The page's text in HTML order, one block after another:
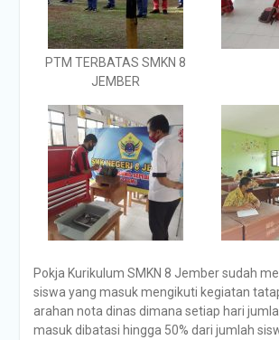
PTM TERBATAS SMKN 8
JEMBER
Pokja Kurikulum SMKN 8 Jember sudah
siswa yang masuk mengikuti kegiatan
arahan nota dinas dimana setiap hari
masuk dibatasi hingga 50% dari jumlah